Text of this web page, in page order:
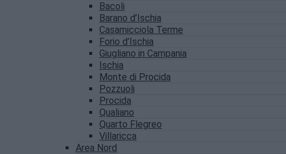
Bacoli
Barano d’Ischia
Casamicciola Terme
Forio d’Ischia
Giugliano in Campania
Ischia
Monte di Procida
Pozzuoli
Procida
Qualiano
Quarto Flegreo
Villaricca
Area Nord